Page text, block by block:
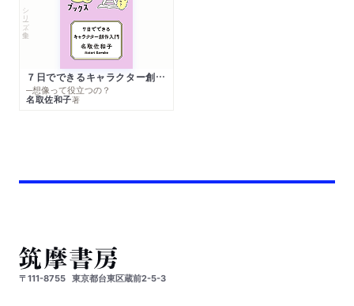
シリーズ・全集
７日でできるキャラクター創作入門
─想像って役立つの？
名取佐和子著
〒111-8755 東京都台東区蔵前2-5-3